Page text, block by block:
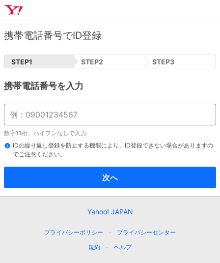
携帯電話番号でID登録
STEP1 STEP2 STEP3
携帯電話番号を入力
数字11桁、ハイフンなしで入力
IDの繰り返し登録を防止する機能により、ID登録できない場合がありますの
でご注意ください。
次へ
Yahoo! JAPAN
プライバシーポリシー
プライバシーセンター
規約
ヘルプ